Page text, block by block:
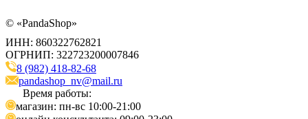
© «PandaShop»
ИНН: 860322762821
ОГРНИП: 322723200007846
8 (982) 418-82-68
pandashop_nv@mail.ru
Время работы:
магазин: пн-вс 10:00-21:00